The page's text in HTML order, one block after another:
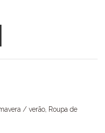
/ verão, Roupa de